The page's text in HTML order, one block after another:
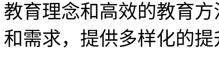
教育理念和高效的教育
和需求，提供多样化的